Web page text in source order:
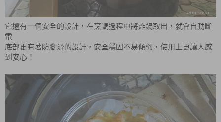
它還有一個安全的設計，在烹調過程中將炸鍋取出，就會自動斷
電
底部更有著防腳滑的設計，安全穩固不易傾倒，使用上更讓人感
到安心！